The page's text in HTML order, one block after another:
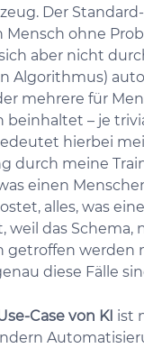
Der Standard-
Mensch ohne
aber nicht
Algorithmus)
mehrere für
beinhaltet – je
hierbei
durch meine
einen
alles, was
weil das Schema,
getroffen werden
diese Fälle
Case von KI ist